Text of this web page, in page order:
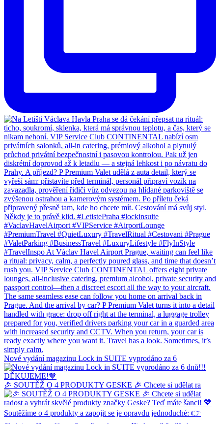
Nové vydání magazinu Lock in SUITE vyprodáno za 6
🎉 SOUTĚŽ O 4 PRODUKTY GESKE 🎉 Chcete si udělat ra